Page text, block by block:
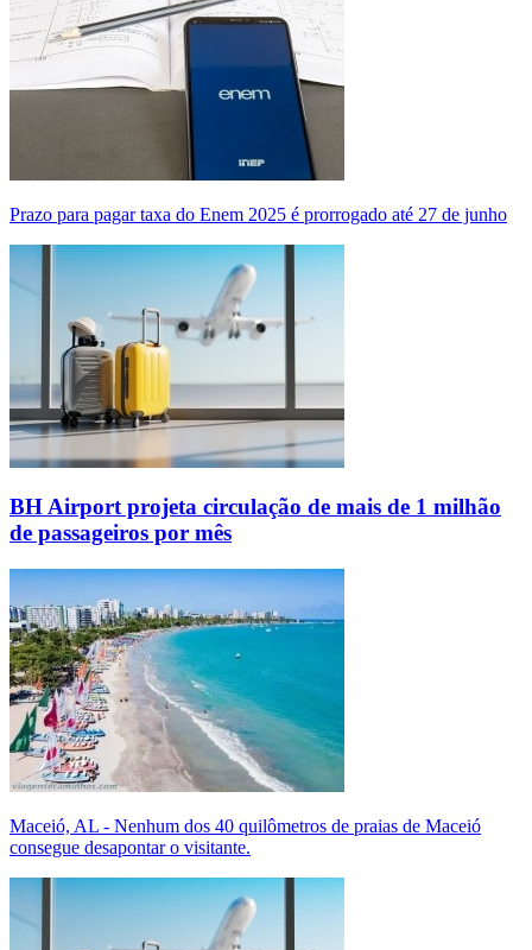
Prazo para pagar taxa do Enem 2025 é prorrogado até 27 de junho
BH Airport projeta circulação de mais de 1 milhão
de passageiros por mês
Maceió, AL - Nenhum dos 40 quilômetros de praias de Maceió
consegue desapontar o visitante.